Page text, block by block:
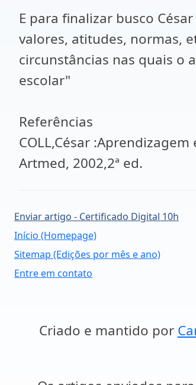
E para finalizar busco
valores, atitudes, normas,
circunstâncias nas quais o
escolar"
Referências
COLL,César
Artmed, 2002,2ª ed.
Enviar artigo - Certificado Digital 10h
Início (Homepage)
Sitemap (Edições por mês e ano)
Entre em contato
Criado e mantido por